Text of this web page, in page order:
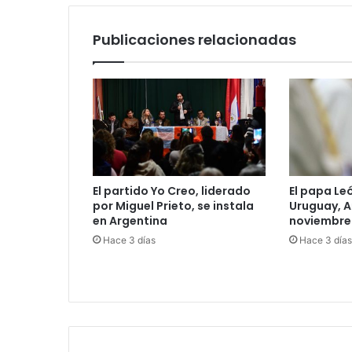
o
Publicaciones relacionadas
El partido Yo Creo, liderado
por Miguel Prieto, se instala
en Argentina
Hace 3 días
El papa
Uruguay,
noviembre
Hace 3 días